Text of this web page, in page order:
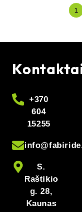
1
+370
604
15255
S.
Raštikio
g. 28,
Kaunas